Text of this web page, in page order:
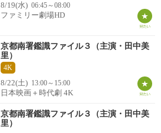
8/19(水) 06:45～08:00
ファミリー劇場HD
京都南署鑑識ファイル３（主演・田中美
里）
4K
8/22(土) 13:00～15:00
日本映画＋時代劇 4K
京都南署鑑識ファイル３（主演・田中美
里）